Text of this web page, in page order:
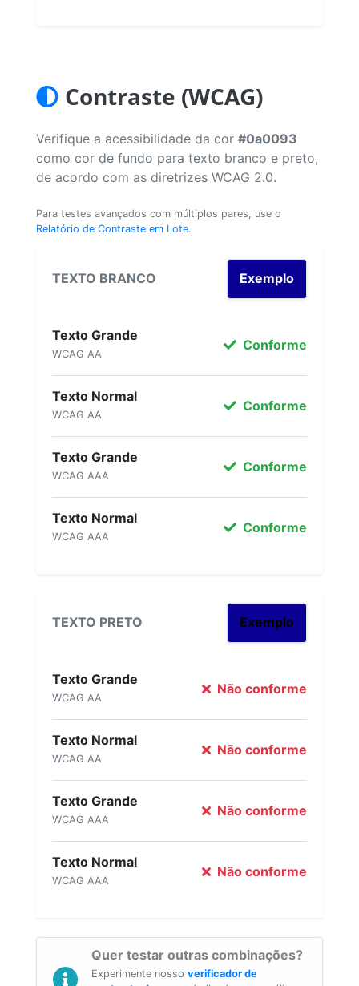
Contraste (WCAG)
Verifique a acessibilidade da cor #0a0093
como cor de fundo para texto branco e preto,
de acordo com as diretrizes WCAG 2.0.
Para testes avançados com múltiplos pares, use o
Relatório de Contraste em Lote.
TEXTO BRANCO Exemplo
Texto Grande
WCAG AA
Conforme
Texto Normal
WCAG AA
Conforme
Texto Grande
WCAG AAA
Conforme
Texto Normal
WCAG AAA
Conforme
TEXTO PRETO Exemplo
Texto Grande
WCAG AA
Não conforme
Texto Normal
WCAG AA
Não conforme
Texto Grande
WCAG AAA
Não conforme
Texto Normal
WCAG AAA
Não conforme
Quer testar outras combinações?
Experimente nosso verificador de